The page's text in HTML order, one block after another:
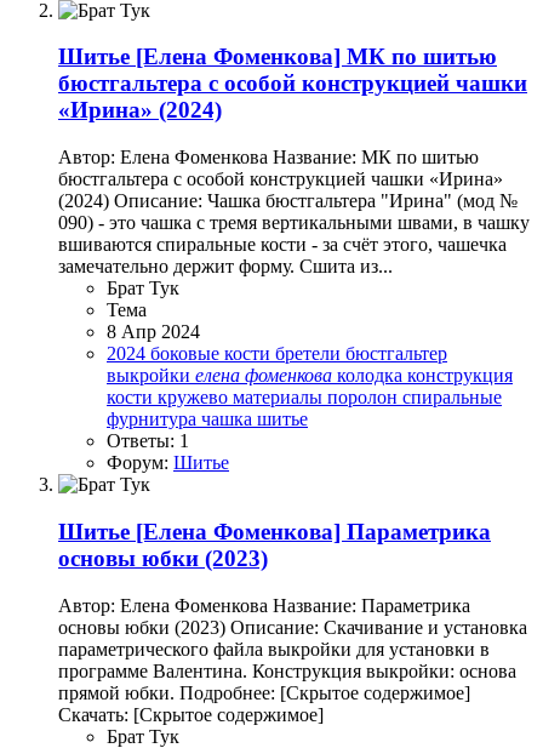
Шитье [Елена Фоменкова] МК по шитью
бюстгальтера с особой конструкцией чашки
«Ирина» (2024)
Автор: Елена Фоменкова Название: МК по шитью
бюстгальтера с особой конструкцией чашки «Ирина»
(2024) Описание: Чашка бюстгальтера "Ирина" (мод №
090) - это чашка с тремя вертикальными швами, в чашку
вшиваются спиральные кости - за счёт этого, чашечка
замечательно держит форму. Сшита из...
Брат Тук
Тема
8 Апр 2024
2024 боковые кости бретели бюстгальтер
выкройки елена фоменкова колодка конструкция
кости кружево материалы поролон спиральные
фурнитура чашка шитье
Ответы: 1
Форум: Шитье
Шитье [Елена Фоменкова] Параметрика
основы юбки (2023)
Автор: Елена Фоменкова Название: Параметрика
основы юбки (2023) Описание: Скачивание и установка
параметрического файла выкройки для установки в
программе Валентина. Конструкция выкройки: основа
прямой юбки. Подробнее: [Скрытое содержимое]
Скачать: [Скрытое содержимое]
Брат Тук